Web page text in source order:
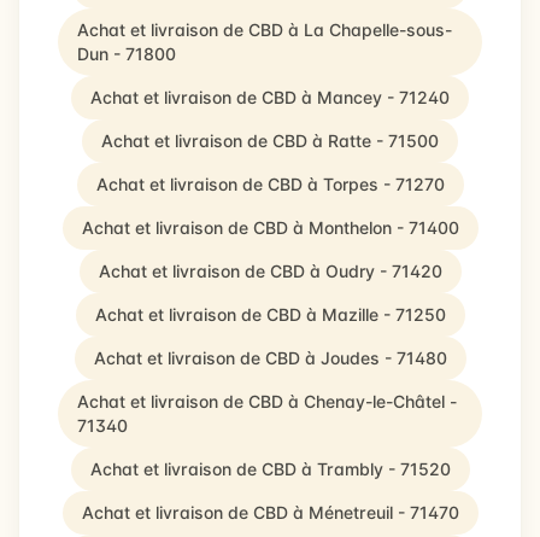
Achat et livraison de CBD à La Chapelle-sous-
Dun - 71800
Achat et livraison de CBD à Mancey - 71240
Achat et livraison de CBD à Ratte - 71500
Achat et livraison de CBD à Torpes - 71270
Achat et livraison de CBD à Monthelon - 71400
Achat et livraison de CBD à Oudry - 71420
Achat et livraison de CBD à Mazille - 71250
Achat et livraison de CBD à Joudes - 71480
Achat et livraison de CBD à Chenay-le-Châtel -
71340
Achat et livraison de CBD à Trambly - 71520
Achat et livraison de CBD à Ménetreuil - 71470